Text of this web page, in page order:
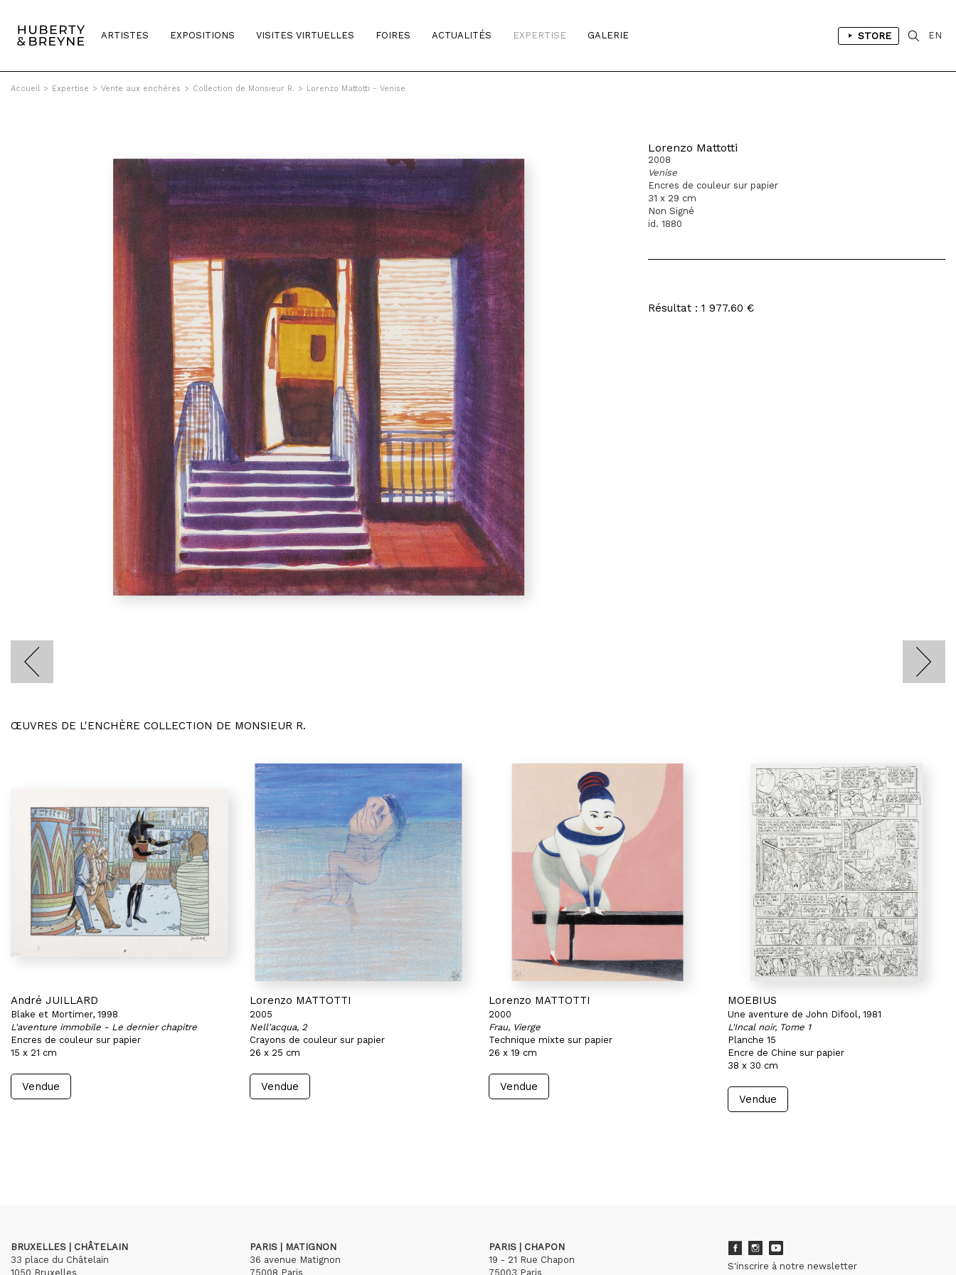
ARTISTES EXPOSITIONS VISITES VIRTUELLES FOIRES ACTUALITÉS EXPERTISE GALERIE STORE EN
Accueil > Expertise > Vente aux enchères > Collection de Monsieur R. > Lorenzo Mattotti - Venise
Lorenzo Mattotti
2008
Venise
Encres de couleur sur papier
31 x 29 cm
Non Signé
id. 1880
Résultat : 1 977.60 €
ŒUVRES DE L'ENCHÈRE COLLECTION DE MONSIEUR R.
André JUILLARD
Blake et Mortimer, 1998
L'aventure immobile - Le dernier chapitre
Encres de couleur sur papier
15 x 21 cm
Vendue
Lorenzo MATTOTTI
2005
Nell'acqua, 2
Crayons de couleur sur papier
26 x 25 cm
Vendue
Lorenzo MATTOTTI
2000
Frau, Vierge
Technique mixte sur papier
26 x 19 cm
Vendue
MOEBIUS
Une aventure de John Difool, 1981
L'Incal noir, Tome 1
Planche 15
Encre de Chine sur papier
38 x 30 cm
Vendue
BRUXELLES | CHÂTELAIN
33 place du Châtelain
1050 Bruxelles
PARIS | MATIGNON
36 avenue Matignon
75008 Paris
PARIS | CHAPON
19 - 21 Rue Chapon
75003 Paris
S'inscrire à notre newsletter